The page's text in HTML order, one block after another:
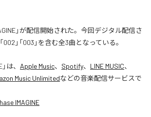
」が配信開始された。今回デジタル配信さ
002」「003」を含む全3曲となっている。
」は、 Apple Music、 Spotify、 LINE MUSIC、
Music Unlimitedなどの音楽配信サービスで
IMAGINE